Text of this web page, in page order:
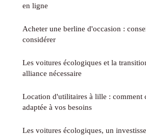
en ligne
Acheter une berline d'occasion :
considérer
Les voitures écologiques et la
alliance nécessaire
Location d'utilitaires à lille : comment
adaptée à vos besoins
Les voitures écologiques, un